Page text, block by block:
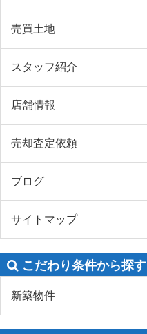
売買土地
スタッフ紹介
店舗情報
売却査定依頼
ブログ
サイトマップ
こだわり条件から探す
新築物件